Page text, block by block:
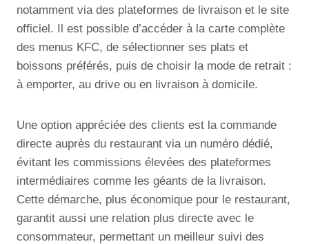
notamment via des plateformes de livraison et le site
officiel. Il est possible d’accéder à la carte complète
des menus KFC, de sélectionner ses plats et
boissons préférés, puis de choisir la mode de retrait :
à emporter, au drive ou en livraison à domicile.
Une option appréciée des clients est la commande
directe auprès du restaurant via un numéro dédié,
évitant les commissions élevées des plateformes
intermédiaires comme les géants de la livraison.
Cette démarche, plus économique pour le restaurant,
garantit aussi une relation plus directe avec le
consommateur, permettant un meilleur suivi des